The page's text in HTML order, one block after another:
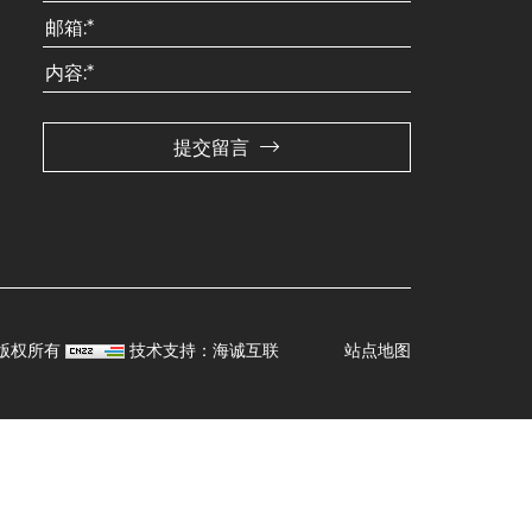
提交留言
站点地图
权所有 技术支持：海诚互联